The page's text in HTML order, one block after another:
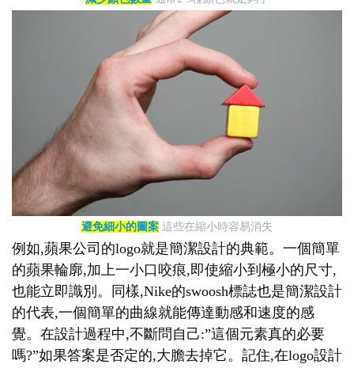
避免細小的圖案 這些在縮小時容易消失
例如,蘋果公司的logo就是簡潔設計的典範。一個簡單
的蘋果輪廓,加上一小口咬痕,即使縮小到極小的尺寸,
也能立即識別。同樣,Nike的swoosh標誌也是簡潔設計
的代表,一個簡單的曲線就能傳達動感和速度的感
覺。在設計過程中,不斷問自己:”這個元素真的必要
嗎?”如果答案是否定的,大膽去掉它。記住,在logo設計